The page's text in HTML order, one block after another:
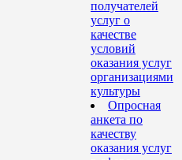
получателей
услуг о
качестве
условий
оказания услуг
организациями
культуры
Опросная
анкета по
качеству
оказания услуг